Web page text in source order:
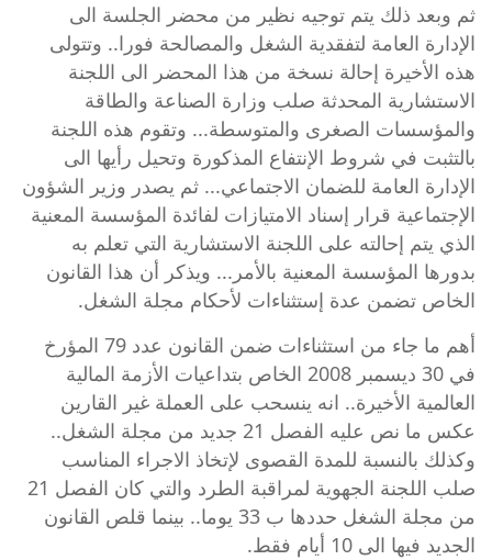
ثم وبعد ذلك يتم توجيه نظير من محضر الجلسة الى
الإدارة العامة لتفقدية الشغل والمصالحة فورا.. وتتولى
هذه الأخيرة إحالة نسخة من هذا المحضر الى اللجنة
الاستشارية المحدثة صلب وزارة الصناعة والطاقة
والمؤسسات الصغرى والمتوسطة... وتقوم هذه اللجنة
بالتثبت في شروط الإنتفاع المذكورة وتحيل رأيها الى
الإدارة العامة للضمان الاجتماعي... ثم يصدر وزير الشؤون
الإجتماعية قرار إسناد الامتيازات لفائدة المؤسسة المعنية
الذي يتم إحالته على اللجنة الاستشارية التي تعلم به
بدورها المؤسسة المعنية بالأمر... ويذكر أن هذا القانون
الخاص تضمن عدة إستثناءات لأحكام مجلة الشغل.
أهم ما جاء من استثناءات ضمن
القانون عدد 79 المؤرخ
في 30 ديسمبر 2008
الخاص بتداعيات الأزمة المالية
العالمية الأخيرة.. انه ينسحب على العملة غير القارين
عكس ما نص عليه الفصل 21 جديد من مجلة الشغل..
وكذلك بالنسبة للمدة القصوى لإتخاذ الاجراء المناسب
صلب اللجنة الجهوية لمراقبة الطرد والتي كان
الفصل 21
من مجلة الشغل
حددها ب 33 يوما.. بينما قلص القانون
الجديد فيها الى 10 أيام فقط.